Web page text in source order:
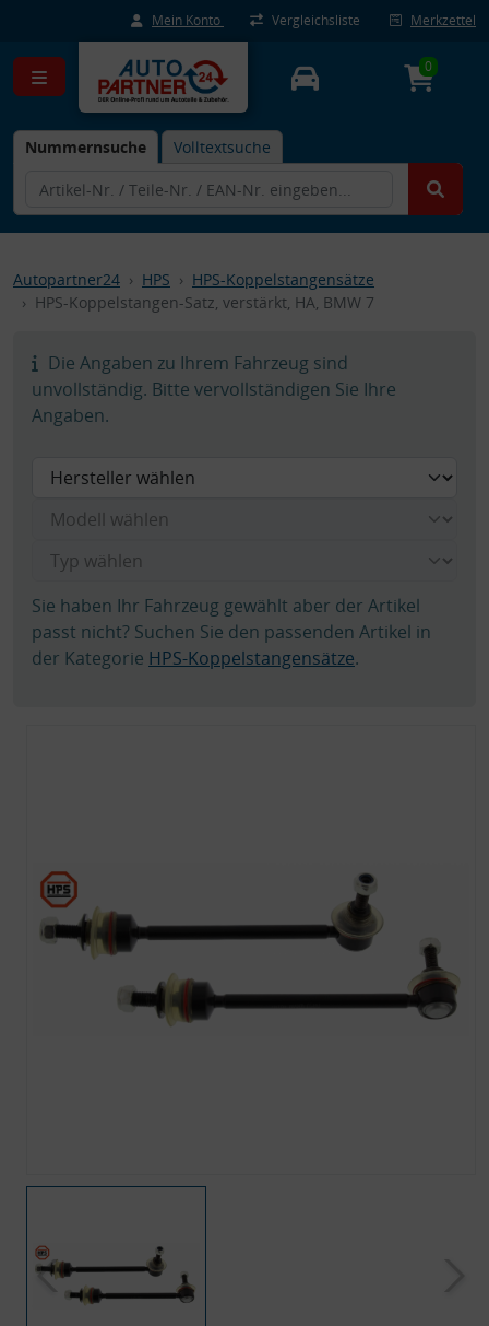
Mein Konto Vergleichsliste Merkzettel
Nummernsuche Volltextsuche
0
Autopartner24 HPS
HPS-Koppelstangensätze
HPS-Koppelstangen-Satz, verstärkt, HA, BMW 7
Die Angaben zu Ihrem Fahrzeug sind
unvollständig. Bitte vervollständigen Sie Ihre
Angaben.
Sie haben Ihr Fahrzeug gewählt aber der Artikel
passt nicht? Suchen Sie den passenden Artikel in
der Kategorie HPS-Koppelstangensätze.